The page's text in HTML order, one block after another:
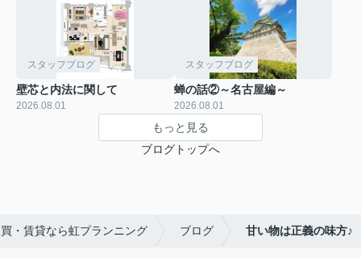
スタッフブログ
壁芯と内法に関して
2026.08.01
スタッフブログ
蝉の話②～名古屋編～
2026.08.01
もっと見る
ブログトップへ
・賃貸なら虹プランニング ブログ 甘い物は正義の味方♪